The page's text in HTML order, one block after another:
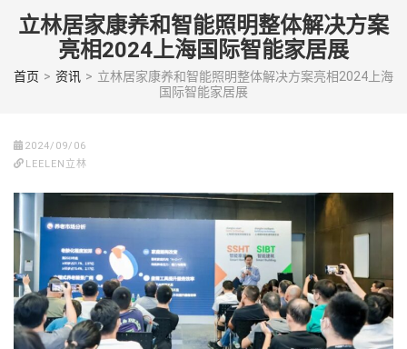
(Press
立林居家康养和智能照明整体解决方案
亮相2024上海国际智能家居展
首页 > 资讯 > 立林居家康养和智能照明整体解决方案亮相2024上海
国际智能家居展
2024/09/06
LEELEN立林